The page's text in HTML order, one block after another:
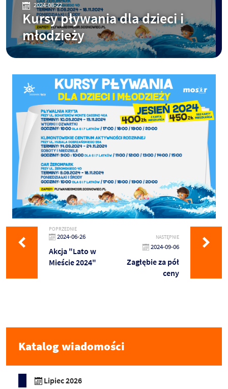
2024-08-22
Kursy pływania dla dzieci i
młodzieży
POPRZEDNIE
2024-06-26
Akcja "Lato w
Mieście 2024"
NASTĘPNIE
2024-09-06
Zagłębie za pół
ceny
Katalog wiadomości
Lipiec 2026